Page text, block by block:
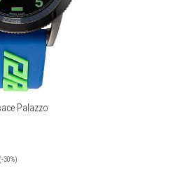
Palazzo
(-30%)